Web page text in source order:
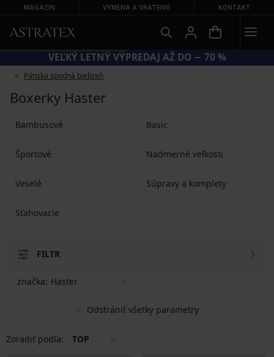
MAGAZÍN VÝMENA A VRÁTENIE KONTAKT
VEĽKÝ LETNÝ VÝPREDAJ AŽ DO − 70 %
Pánska spodná bielizeň
Boxerky Haster
Bambusové Basic
Športové Nadmerné veľkosti
Veselé Súpravy a komplety
Sťahovacie
FILTR
Odstrániť všetky parametry
značka: Haster
Zoradiť podľa: TOP